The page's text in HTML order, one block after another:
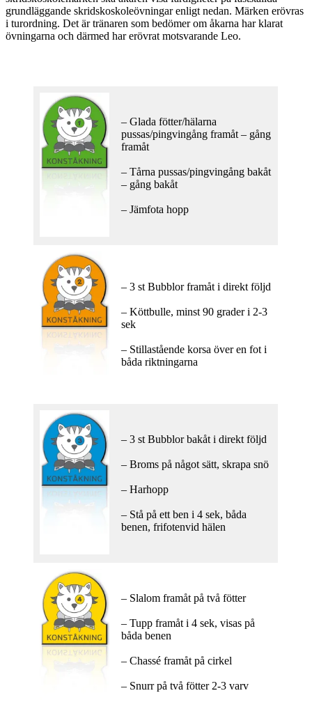
grundläggande skridskoskoleövningar enligt nedan. Märken erövras
i turordning. Det är tränaren som bedömer om åkarna har klarat
övningarna och därmed har erövrat motsvarande Leo.
– Glada fötter/hälarna
pussas/pingvingång framåt – gång
framåt
– Tårna pussas/pingvingång bakåt
– gång bakåt
– Jämfota hopp
– 3 st Bubblor framåt i direkt följd
– Köttbulle, minst 90 grader i 2-3
sek
– Stillastående korsa över en fot i
båda riktningarna
– 3 st Bubblor bakåt i direkt följd
– Broms på något sätt, skrapa snö
– Harhopp
– Stå på ett ben i 4 sek, båda
benen, frifotenvid hälen
– Slalom framåt på två fötter
– Tupp framåt i 4 sek, visas på
båda benen
– Chassé framåt på cirkel
– Snurr på två fötter 2-3 varv